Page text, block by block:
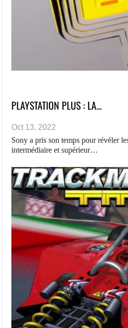
PLAYSTATION PLUS : LA…
Oct 13, 2022
Sony a pris son temps pour révéler
intermédiaire et supérieur…